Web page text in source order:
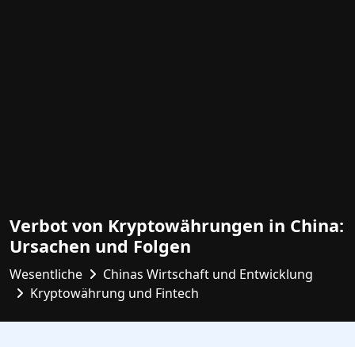
Verbot von Kryptowährungen in China:
Ursachen und Folgen
Wesentliche
Chinas Wirtschaft und Entwicklung
Kryptowährung und Fintech